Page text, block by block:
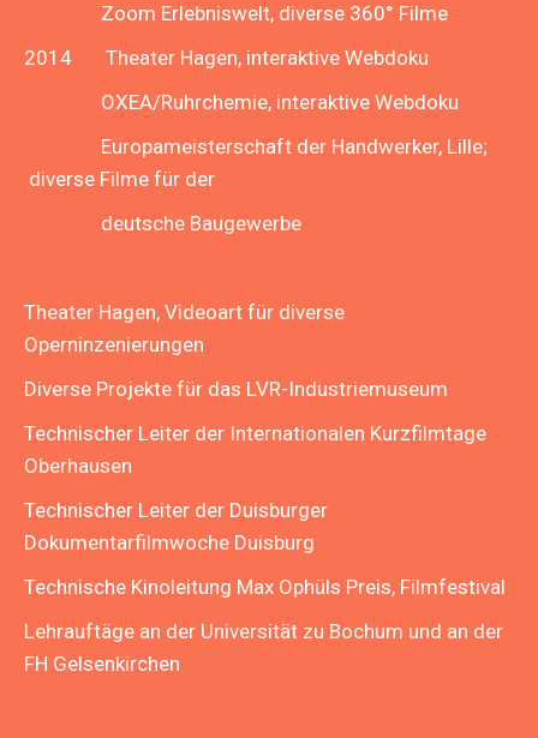
Zoom Erlebniswelt, diverse 360° Filme
2014 Theater Hagen, interaktive Webdoku
OXEA/Ruhrchemie, interaktive Webdoku
Europameisterschaft der Handwerker, Lille;
diverse Filme für der
deutsche Baugewerbe
Theater Hagen, Videoart für diverse
Operninzenierungen
Diverse Projekte für das LVR-Industriemuseum
Technischer Leiter der Internationalen Kurzfilmtage
Oberhausen
Technischer Leiter der Duisburger
Dokumentarfilmwoche Duisburg
Technische Kinoleitung Max Ophüls Preis, Filmfestival
Lehrauftäge an der Universität zu Bochum und an der
FH Gelsenkirchen